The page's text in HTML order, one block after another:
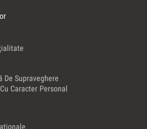
Supraveghere
Caracter Personal